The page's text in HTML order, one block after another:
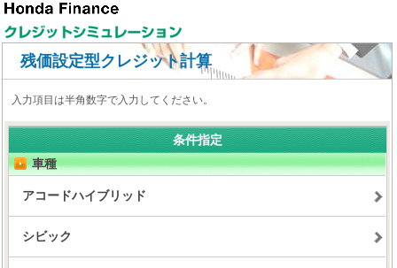
残価設定型クレジット計算
入力項目は半角数字で入力してください。
条件指定
車種
アコードハイブリッド
シビック